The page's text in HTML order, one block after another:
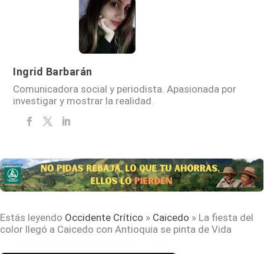
Ingrid Barbarán
Comunicadora social y periodista. Apasionada por
investigar y mostrar la realidad.
Estás leyendo Occidente Crítico » Caicedo » La fiesta del
color llegó a Caicedo con Antioquia se pinta de Vida